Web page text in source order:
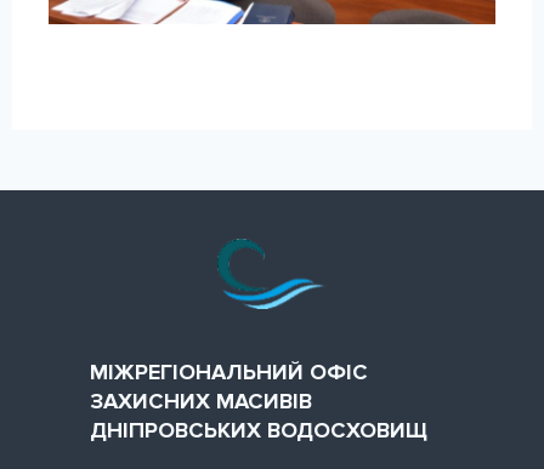
МІЖРЕГІОНАЛЬНИЙ ОФІС
ЗАХИСНИХ МАСИВІВ
ДНІПРОВСЬКИХ ВОДОСХОВИЩ